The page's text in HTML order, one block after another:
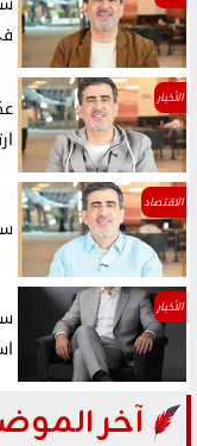
الأخبار
الاقتصاد
الأخبار
آخر